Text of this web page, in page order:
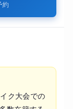
約
ク大会での